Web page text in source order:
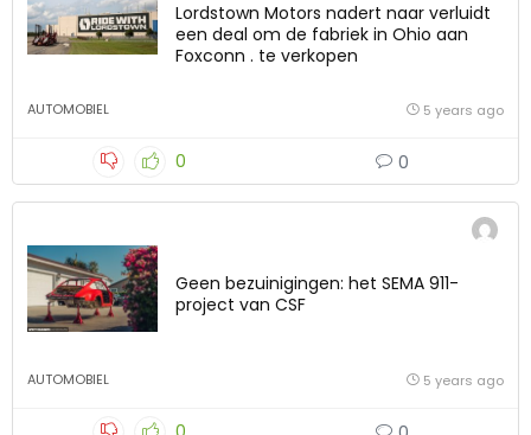
Lordstown Motors nadert naar verluidt
een deal om de fabriek in Ohio aan
Foxconn . te verkopen
AUTOMOBIEL 5 years ago
0 0
Geen bezuinigingen: het SEMA 911-
project van CSF
AUTOMOBIEL 5 years ago